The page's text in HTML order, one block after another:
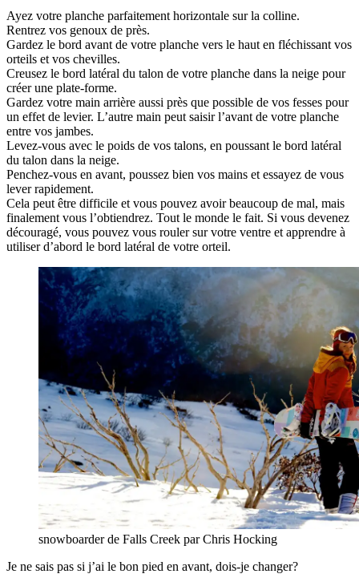
Ayez votre planche parfaitement horizontale sur la colline.
Rentrez vos genoux de près.
Gardez le bord avant de votre planche vers le haut en fléchissant vos
orteils et vos chevilles.
Creusez le bord latéral du talon de votre planche dans la neige pour
créer une plate-forme.
Gardez votre main arrière aussi près que possible de vos fesses pour
un effet de levier. L’autre main peut saisir l’avant de votre planche
entre vos jambes.
Levez-vous avec le poids de vos talons, en poussant le bord latéral
du talon dans la neige.
Penchez-vous en avant, poussez bien vos mains et essayez de vous
lever rapidement.
Cela peut être difficile et vous pouvez avoir beaucoup de mal, mais
finalement vous l’obtiendrez. Tout le monde le fait. Si vous devenez
découragé, vous pouvez vous rouler sur votre ventre et apprendre à
utiliser d’abord le bord latéral de votre orteil.
snowboarder de Falls Creek par Chris Hocking
Je ne sais pas si j’ai le bon pied en avant, dois-je changer?